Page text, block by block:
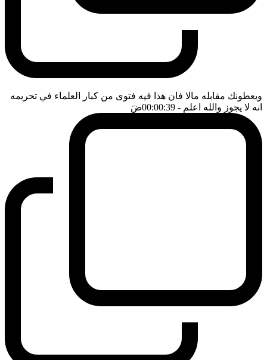
ويعطونك مقابله مالا فان هذا فيه فتوى من كبار العلماء في تحريمه
انه لا يجوز والله اعلم - 00:00:39 ضَ